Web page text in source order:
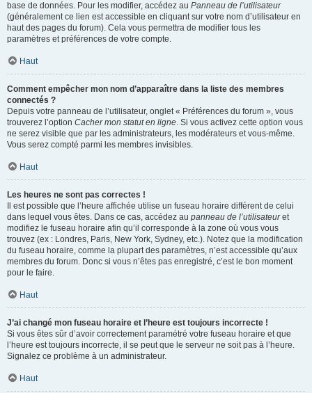
base de données. Pour les modifier, accédez au Panneau de l’utilisateur
(généralement ce lien est accessible en cliquant sur votre nom d’utilisateur en
haut des pages du forum). Cela vous permettra de modifier tous les
paramètres et préférences de votre compte.
Haut
Comment empêcher mon nom d’apparaître dans la liste des membres
connectés ?
Depuis votre panneau de l’utilisateur, onglet « Préférences du forum », vous
trouverez l’option Cacher mon statut en ligne. Si vous activez cette option vous
ne serez visible que par les administrateurs, les modérateurs et vous-même.
Vous serez compté parmi les membres invisibles.
Haut
Les heures ne sont pas correctes !
Il est possible que l’heure affichée utilise un fuseau horaire différent de celui
dans lequel vous êtes. Dans ce cas, accédez au panneau de l’utilisateuret
modifiez le fuseau horaire afin qu’il corresponde à la zone où vous vous
trouvez (ex : Londres, Paris, New York, Sydney, etc.). Notez que la modification
du fuseau horaire, comme la plupart des paramètres, n’est accessible qu’aux
membres du forum. Donc si vous n’êtes pas enregistré, c’est le bon moment
pour le faire.
Haut
J’ai changé mon fuseau horaire et l’heure est toujours incorrecte !
Si vous êtes sûr d’avoir correctement paramétré votre fuseau horaire et que
l’heure est toujours incorrecte, il se peut que le serveur ne soit pas à l’heure.
Signalez ce problème à un administrateur.
Haut